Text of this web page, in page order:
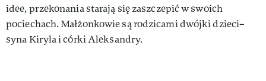
idee, przekonania starają się zaszczepić w swoich
pociechach. Małżonkowie są rodzicami dwójki dzieci–
syna Kiryla i córki Aleksandry.